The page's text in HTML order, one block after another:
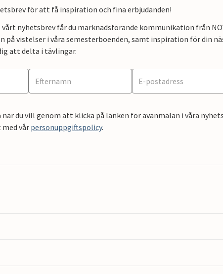
för att få inspiration och fina erbjudanden!
nyhetsbrev får du marknadsförande kommunikation från
på vistelser i våra semesterboenden, samt inspiration för din
att delta i tävlingar.
när du vill genom att klicka på länken för avanmälan i våra
vårpersonuppgiftspolicy.